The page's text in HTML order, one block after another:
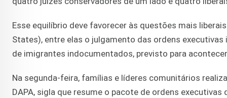
Esse equilíbrio deve favorecer às questões mais
States), entre elas o julgamento das ordens
de imigrantes indocumentados, previsto para
Na segunda-feira, famílias e líderes comunitários
DAPA, sigla que resume o pacote de ordens